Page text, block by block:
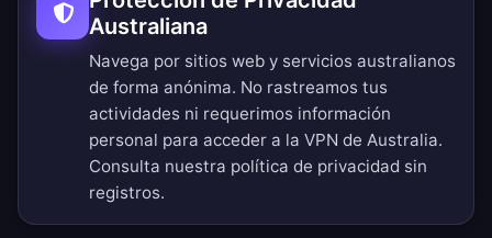
Australiana
Navega por sitios web y servicios australianos
de forma anónima. No rastreamos tus
actividades ni requerimos información
personal para acceder a la VPN de Australia.
Consulta nuestra política de privacidad sin
registros.